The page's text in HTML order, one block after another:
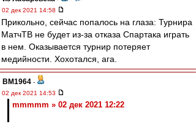
02 дек 2021 14:58
Прикольно, сейчас попалось на глаза: Турнира
МатчТВ не будет из-за отказа Спартака играть
в нем. Оказывается турнир потеряет
медийности. Хохотался, ага.
BM1964 -
02 дек 2021 14:53
mmmmm » 02 дек 2021 12:22